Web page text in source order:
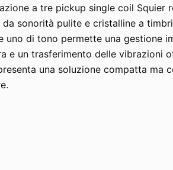
a tre pickup single coil
sonorità pulite e cristalline a
uno di tono permette una gestione
e un trasferimento delle vibrazioni
una soluzione compatta